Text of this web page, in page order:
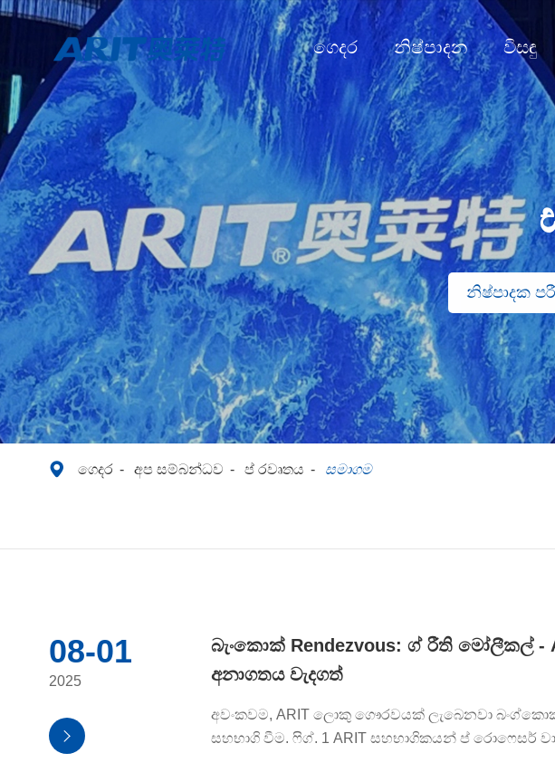
ගෙදර නිෂ්පාදන විසඳු
නිෂ්පාදක
 ගෙදර අප සම්බන්ධව ප් රවෘතය සමාගම
08-01
2025

බැංකොක් Rendezvous: ග් රීති මෝලීකල් -
අනාගතය වැදගත්
අවංකවම, ARIT ලොකු ගෞරවයක් ලැබෙනවා
සහභාගි වීම. ෆිග්. 1 ARIT සහභාගිකයන් ප් රොෆෙසර්